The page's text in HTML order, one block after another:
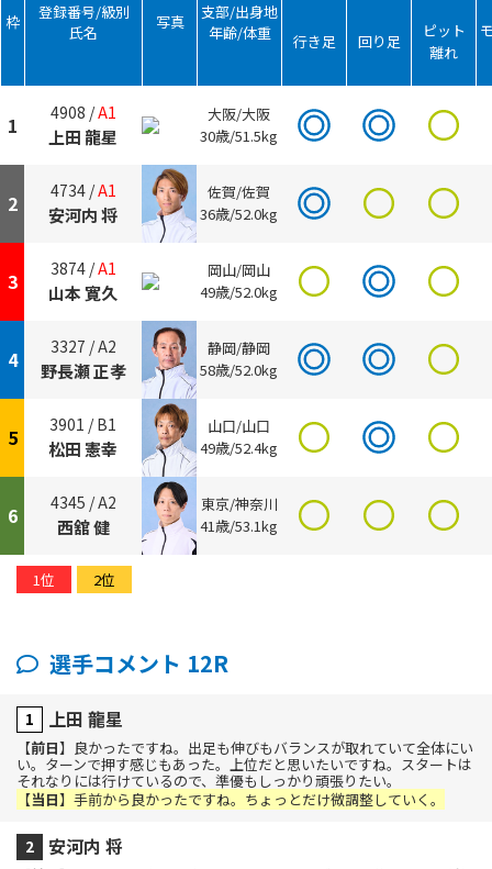
枠
登録番号/級別
氏名
1 4908 /A1
上田 龍星
2 4734 /A1
安河内 将
3 3874 /A1
山本 寛久
4 3327 /A2
野長瀬 正孝
5 3901 /B1
松田 憲幸
6 4345 /A2
西舘 健
写真
支部/出身地
年齢/体重
行き足 回り足
ピット
離れ
大阪/大阪
30歳/51.5kg
佐賀/佐賀
36歳/52.0kg
岡山/岡山
49歳/52.0kg
静岡/静岡
58歳/52.0kg
山口/山口
49歳/52.4kg
東京/神奈川
41歳/53.1kg
1位 2位
選手コメント 12R
上田 龍星
【前日】良かったですね。出足も伸びもバランスが取れていて全体にい
い。ターンで押す感じもあった。上位だと思いたいですね。スタートは
それなりには行けているので、準優もしっかり頑張りたい。
【当日】手前から良かったですね。ちょっとだけ微調整していく。
安河内 将